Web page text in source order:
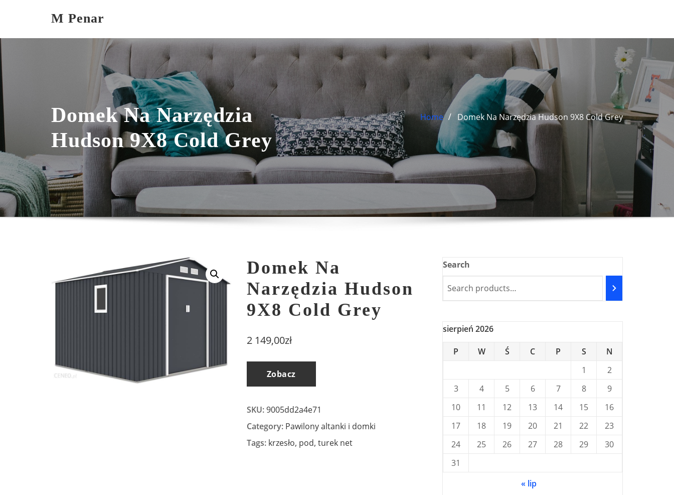
M Penar
Domek Na Narzędzia
Hudson 9X8 Cold Grey
Home Domek Na Narzędzia Hudson 9X8 Cold Grey
Domek Na
Narzędzia Hudson
9X8 Cold Grey
2 149,00zł
Zobacz
SKU:9005dd2a4e71
Category: Pawilony altanki i domki
Tags: krzesło, pod, turek net
Search
sierpień 2026
P W Ś C P S
N
1
2
3
4 5 6 7 8
9
10
11 12 13 14 15
16
17
18 19 20 21 22
23
24
25 26 27 28 29
30
31
« lip